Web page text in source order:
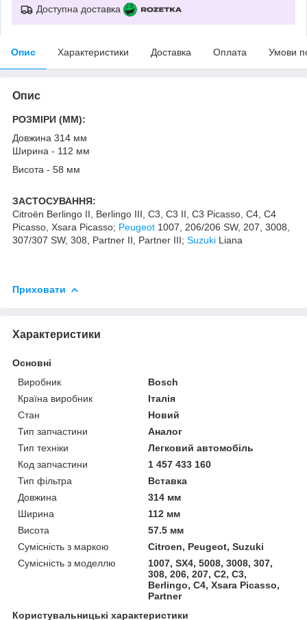
Доступна доставка
Опис Характеристики Доставка Оплата Умови
Опис
РОЗМІРИ (MM):
Довжина 314 мм
Ширина - 112 мм
Висота - 58 мм
ЗАСТОСУВАННЯ:
Citroën Berlingo II, Berlingo III, C3, C3 II, C3 Picasso, C4, C4
Picasso, Xsara Picasso; Peugeot 1007, 206/206 SW, 207, 3008,
307/307 SW, 308, Partner II, Partner III; Suzuki Liana
Приховати
Характеристики
Основні
Виробник
Bosch
Країна виробник
Італія
Стан
Новий
Тип запчастини
Аналог
Тип техніки
Легковий автомобіль
Код запчастини
1 457 433 160
Тип фільтра
Вставка
Довжина
314 мм
Ширина
112 мм
Висота
57.5 мм
Сумісність з маркою
Citroen, Peugeot, Suzuki
Сумісність з моделлю
1007, SX4, 5008, 3008, 307,
308, 206, 207, C2, C3,
Berlingo, C4, Xsara Picasso,
Partner
Користувальницькі характеристики